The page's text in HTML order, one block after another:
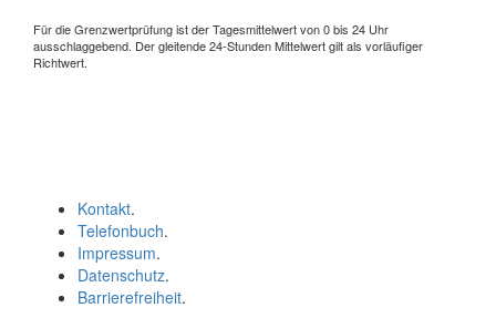
Für die Grenzwertprüfung ist der Tagesmittelwert von 0 bis 24 Uhr
ausschlaggebend. Der gleitende 24-Stunden Mittelwert gilt als vorläufiger
Richtwert.
Kontakt.
Telefonbuch.
Impressum.
Datenschutz.
Barrierefreiheit.